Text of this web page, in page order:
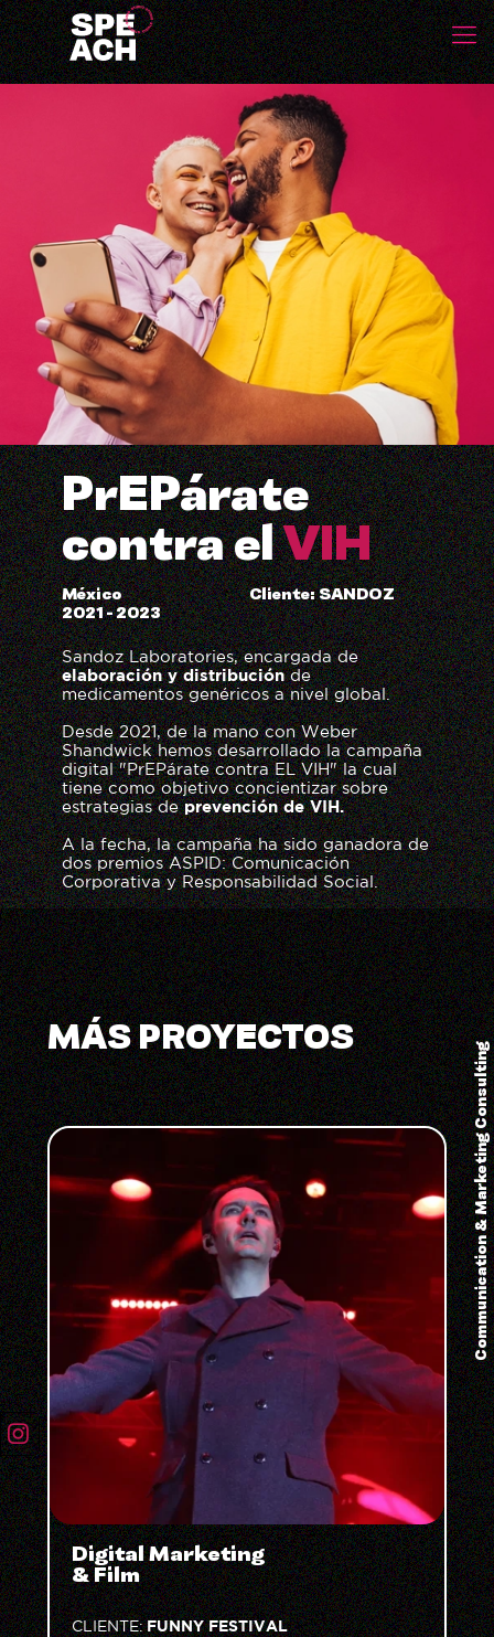
Sandoz Laboratories, encargada de
elaboración y distribuciónde
medicamentos genéricos a nivel global.
Desde 2021, de la mano con Weber
Shandwick hemos desarrollado la campaña
digital "PrEPárate contra EL VIH" la cual
tiene como objetivo concientizar sobre
estrategias deprevención de VIH.
A la fecha, la campaña ha sido ganadora de
dos premios ASPID: Comunicación
Corporativa y Responsabilidad Social.
PrEPárate
contra elVIH
2021 - 2023
Cliente: SANDOZ
México
MÁS PROYECTOS
Digital Marketing
& Film
CLIENTE:FUNNY FESTIVAL
Communication & Marketing Consulting